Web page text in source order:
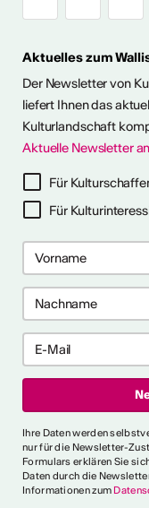
Aktuelles zum
Der Newsletter von
liefert Ihnen das
Kulturlandschaft
Aktuelle Newsletter
Für
Für
Ihre Daten werden
nur für die Newsletter-
Formulars erklären Sie
Daten durch die
Informationen zum